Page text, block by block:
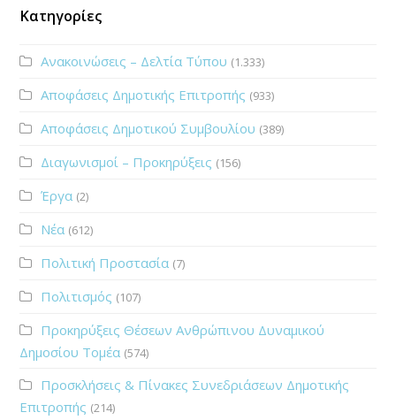
Κατηγορίες
Ανακοινώσεις – Δελτία Τύπου (1.333)
Αποφάσεις Δημοτικής Επιτροπής (933)
Αποφάσεις Δημοτικού Συμβουλίου (389)
Διαγωνισμοί – Προκηρύξεις (156)
Έργα (2)
Νέα (612)
Πολιτική Προστασία (7)
Πολιτισμός (107)
Προκηρύξεις Θέσεων Ανθρώπινου Δυναμικού
Δημοσίου Τομέα (574)
Προσκλήσεις & Πίνακες Συνεδριάσεων Δημοτικής
Επιτροπής (214)